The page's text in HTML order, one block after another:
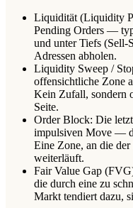
Liquidität (Liquidity
Pending Orders —
und unter Tiefs (Sell-
Adressen abholen.
Liquidity Sweep /
offensichtliche Zone
Kein Zufall, sondern
Seite.
Order Block: Die
impulsiven Move —
Eine Zone, an die
weiterläuft.
Fair Value Gap
die durch eine zu
Markt tendiert dazu,